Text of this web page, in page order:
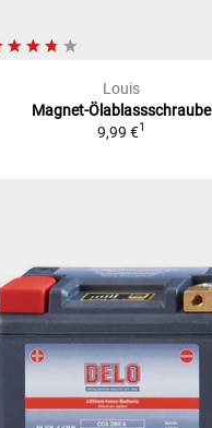
Louis
Magnet-Ölablassschraube
9,99 €1